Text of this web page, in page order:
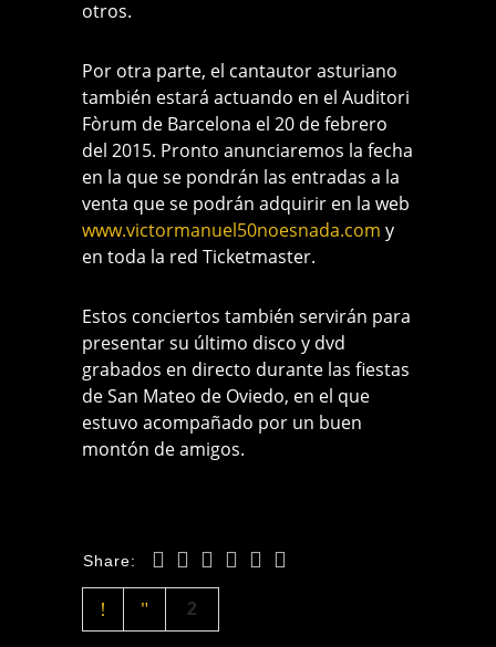
otros.
Por otra parte, el cantautor asturiano
también estará actuando en el Auditori
Fòrum de Barcelona el 20 de febrero
del 2015. Pronto anunciaremos la fecha
en la que se pondrán las entradas a la
venta que se podrán adquirir en la web
www.victormanuel50noesnada.com y
en toda la red Ticketmaster.
Estos conciertos también servirán para
presentar su último disco y dvd
grabados en directo durante las fiestas
de San Mateo de Oviedo, en el que
estuvo acompañado por un buen
montón de amigos.
Share:
2